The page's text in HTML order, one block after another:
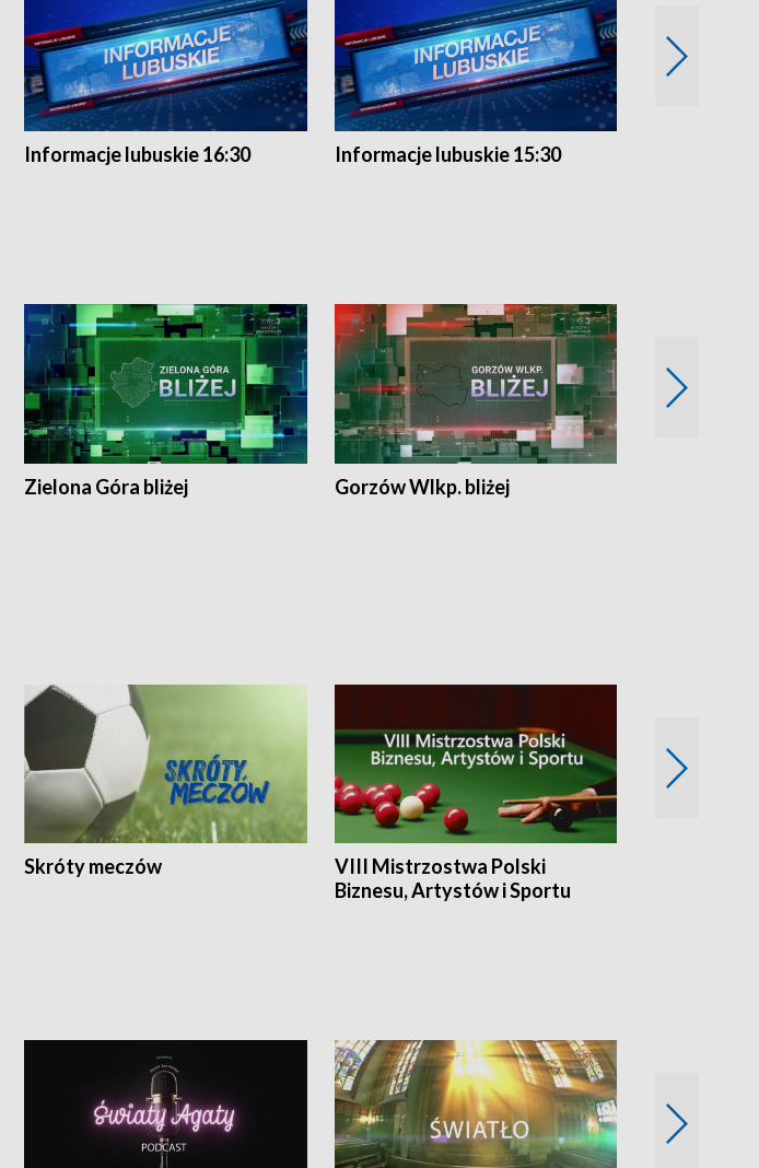
Informacje lubuskie 16:30 Informacje lubuskie 15:30
Zielona Góra bliżej Gorzów Wlkp. bliżej
Skróty meczów
VIII Mistrzostwa Polski
Biznesu, Artystów i Sportu